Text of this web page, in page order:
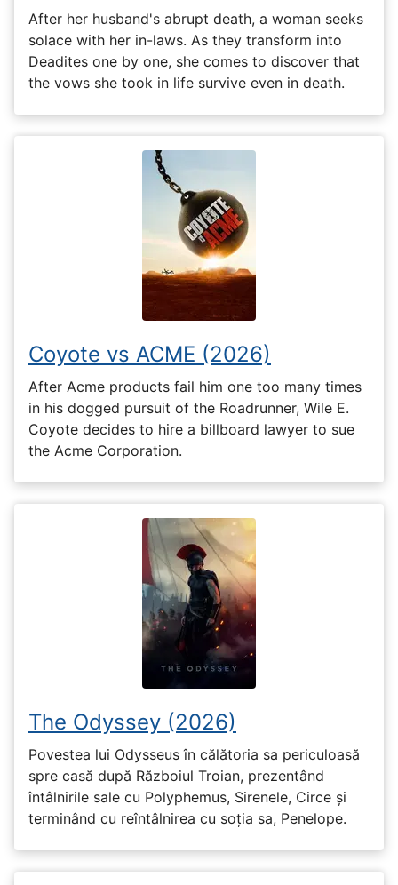
After her husband's abrupt death, a woman seeks
solace with her in-laws. As they transform into
Deadites one by one, she comes to discover that
the vows she took in life survive even in death.
Coyote vs ACME (2026)
After Acme products fail him one too many times
in his dogged pursuit of the Roadrunner, Wile E.
Coyote decides to hire a billboard lawyer to sue
the Acme Corporation.
The Odyssey (2026)
Povestea lui Odysseus în călătoria sa periculoasă
spre casă după Războiul Troian, prezentând
întâlnirile sale cu Polyphemus, Sirenele, Circe și
terminând cu reîntâlnirea cu soția sa, Penelope.